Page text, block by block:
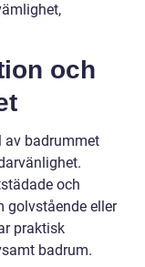
och
av badrummet
och
golvstående eller
praktisk
badrum.